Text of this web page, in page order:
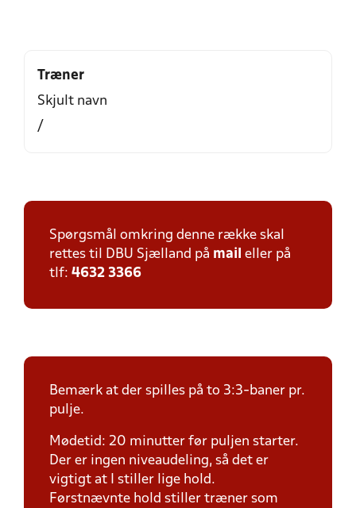
Træner
Skjult navn
/
Spørgsmål omkring denne række skal
rettes til DBU Sjælland på mail eller på
tlf: 4632 3366
Bemærk at der spilles på to 3:3-baner pr.
pulje.
Mødetid: 20 minutter før puljen starter.
Der er ingen niveaudeling, så det er
vigtigt at I stiller lige hold.
Førstnævnte hold stiller træner som